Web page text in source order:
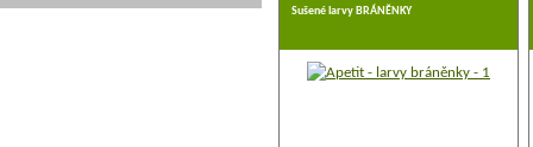
Sušené larvy BRÁNĚNKY